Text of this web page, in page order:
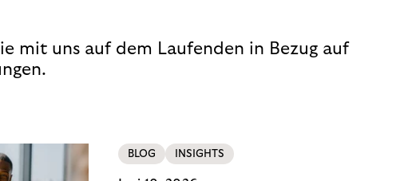
mit uns auf dem Laufenden in Bezug auf
BLOG INSIGHTS